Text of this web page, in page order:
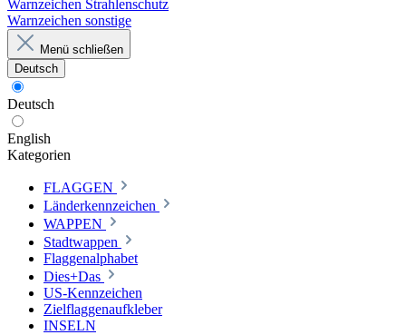
Warnzeichen Strahlenschutz
Warnzeichen sonstige
Menü schließen
Deutsch
Deutsch
English
Kategorien
FLAGGEN
Länderkennzeichen
WAPPEN
Stadtwappen
Flaggenalphabet
Dies+Das
US-Kennzeichen
Zielflaggenaufkleber
INSELN